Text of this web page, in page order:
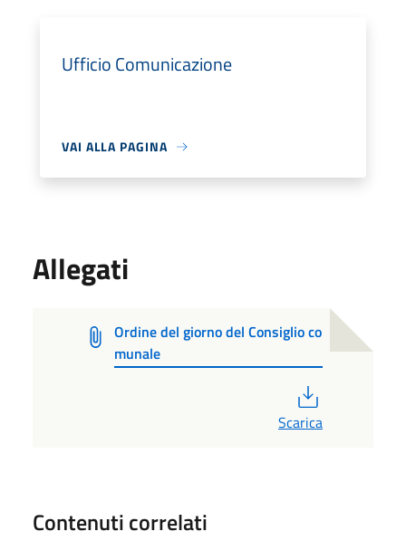
Ufficio Comunicazione
VAI ALLA PAGINA
Allegati
Ordine del giorno del Consiglio co
munale
Scarica
Contenuti correlati